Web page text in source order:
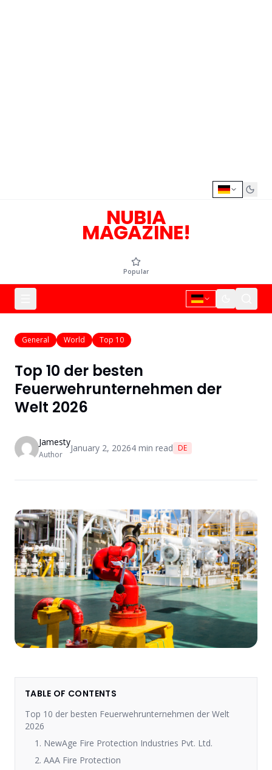
NUBIA
MAGAZINE!
Popular
General World Top 10
Top 10 der besten
Feuerwehrunternehmen der
Welt 2026
Jamesty
Author
January 2, 20264 min read DE
TABLE OF CONTENTS
Top 10 der besten Feuerwehrunternehmen der Welt
2026
1. NewAge Fire Protection Industries Pvt. Ltd.
2. AAA Fire Protection